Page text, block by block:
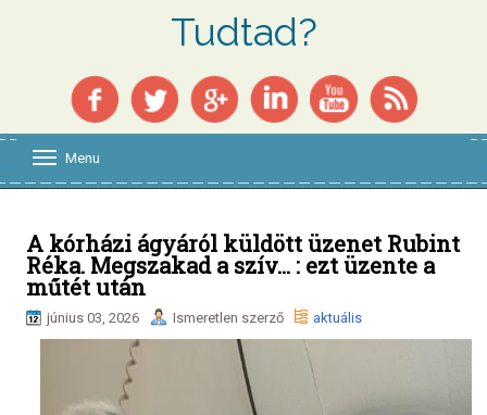
Tudtad?
l
e
n
v
g
a
Menu
A kórházi ágyáról küldött üzenet Rubint
Réka. Megszakad a szív... : ezt üzente a
műtét után
június 03, 2026 Ismeretlen szerző aktuális